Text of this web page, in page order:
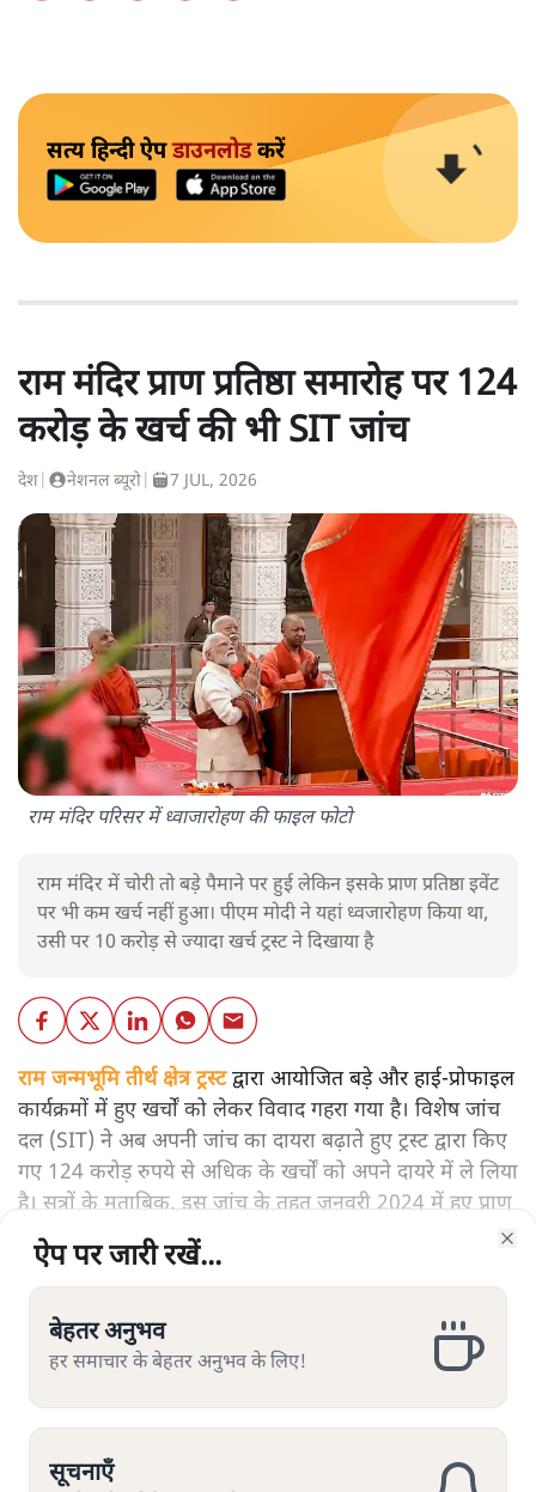
सत्य हिन्दी ऐपडाउनलोडकरें
राम मंदिर प्राण प्रतिष्ठा समारोह पर 124
करोड़ के खर्च की भी SIT जांच
देश नेशनल ब्यूरो 7 JUL, 2026
राम मंदिर परिसर में ध्वाजारोहण की फाइल फोटो
राम मंदिर में चोरी तो बड़े पैमाने पर हुई लेकिन इसके प्राण प्रतिष्ठा इवेंट
पर भी कम खर्च नहीं हुआ। पीएम मोदी ने यहां ध्वजारोहण किया था,
उसी पर 10 करोड़ से ज्यादा खर्च ट्रस्ट ने दिखाया है
राम जन्मभूमि तीर्थ क्षेत्र ट्रस्टद्वारा आयोजित बड़े और हाई-प्रोफाइल
कार्यक्रमों में हुए खर्चों को लेकर विवाद गहरा गया है। विशेष जांच
दल (SIT) ने अब अपनी जांच का दायरा बढ़ाते हुए ट्रस्ट द्वारा किए
गए 124 करोड़ रुपये से अधिक के खर्चों को अपने दायरे में ले लिया
है। सूत्रों के मुताबिक, इस जांच के तहत जनवरी 2024 में हुए प्राण
प्रतिष्ठा समारोह, साल 2025 में महाकुंभ की व्यवस्थाओं और नवंबर
2025 में आयोजित ध्वजारोहण समारोह के वित्तीय विवरण खंगाले
जा रहे हैं।
सम्बंधित खबरें
राम मंदिर चोरी पर RSS ने नैरेटिव बदलने की कोशिश क्यों की
ऐप पर जारी रखें...
बेहतर अनुभव
हर समाचार के बेहतर अनुभव के लिए!
सूचनाएँ
ऐप पर जारी रखें...
बेहतर अनुभव
हर समाचार के बेहतर अनुभव के लिए!
सूचनाएँ
ऐप पर जारी रखें...
बेहतर अनुभव
हर समाचार के बेहतर अनुभव के लिए!
सूचनाएँ
ऐप पर जारी रखें...
बेहतर अनुभव
हर समाचार के बेहतर अनुभव के लिए!
सूचनाएँ
ऐप पर जारी रखें...
बेहतर अनुभव
हर समाचार के बेहतर अनुभव के लिए!
सूचनाएँ